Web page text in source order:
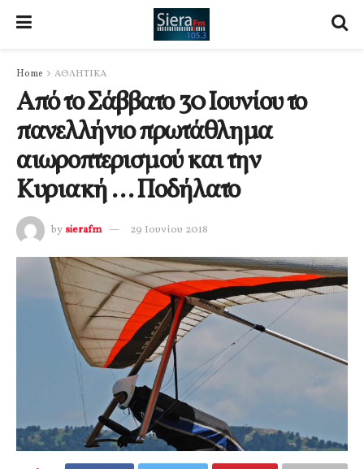
Home ΑΘΛΗΤΙΚΑ
Από το Σάββατο 30 Ιουνίου το
πανελλήνιο πρωτάθλημα
αιωροπτερισμού και την
Κυριακή … Ποδήλατο
by sierafm 29 Ιουνίου 2018